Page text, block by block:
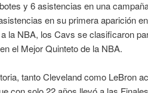
y 6 asistencias en una
en su primera aparición
la NBA, los Cavs se clasificaron
el Mejor Quinteto de la NBA.
tanto Cleveland como LeBron